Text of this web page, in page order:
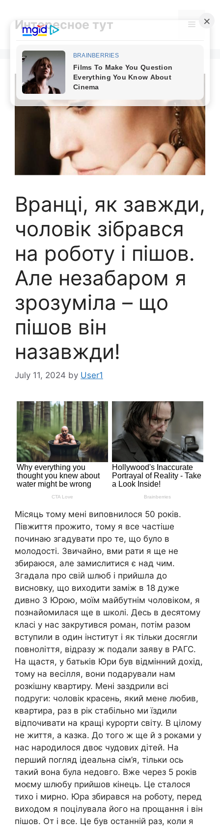
contentИнтересное тут Menu
Вранці, як завжди,
чоловік зібрався
на роботу і пішов.
Але незабаром я
зрозуміла – що
пішов він
назавжди!
July 11, 2024 by User1
Місяць тому мені виповнилося 50 років.
Півжиття прожито, тому я все частіше
починаю згадувати про те, що було в
молодості. Звичайно, вми рати я ще не
збираюся, але замислитися є над чим.
Згадала про свій шлюб і прийшла до
висновку, що виходити заміж в 18 дуже
дивно З Юрою, моїм майбутнім чоловіком, я
познайомилася ще в школі. Десь в десятому
класі у нас закрутився роман, потім разом
вступили в один інститут і як тільки досягли
повноліття, відразу ж подали заяву в РАГС.
На щастя, у батьків Юри був відмінний дохід,
тому на весілля, вони подарували нам
розкішну квартиру. Мені заздрили всі
подруги: чоловік красень, який мене любив,
квартира, раз в рік стабільно ми їздили
відпочивати на кращі курорти світу. В цілому
не життя, а казка. До того ж ще й з роками у
нас народилося двоє чудових дітей. На
перший погляд ідеальна сім’я, тільки ось
такий вона була недовго. Вже через 5 років
моєму шлюбу прийшов кінець. Це сталося
тихо і мирно. Юра збирався на роботу, перед
виходом я поцілувала його на прощання і він
пішов. От і все. Це був останній раз, коли я